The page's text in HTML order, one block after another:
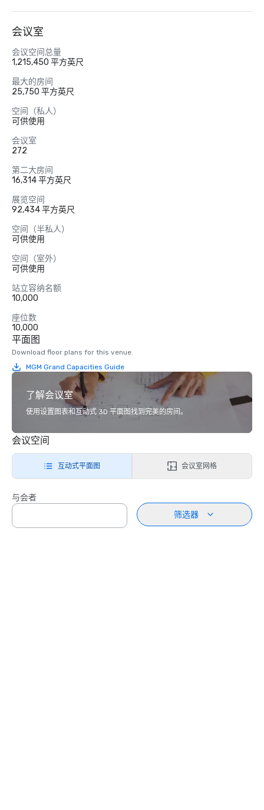
会议室
会议空间总量
1,215,450 平方英尺
最大的房间
25,750 平方英尺
空间（私人）
可供使用
会议室
272
第二大房间
16,314 平方英尺
展览空间
92,434 平方英尺
空间（半私人）
可供使用
空间（室外）
可供使用
站立容纳名额
10,000
座位数
10,000
平面图
Download floor plans for this venue.
MGM Grand Capacities Guide
了解会议室
使用设置图表和互动式 3D 平面图找到完美的房间。
会议空间
互动式平面图 会议室网格
与会者
筛选器